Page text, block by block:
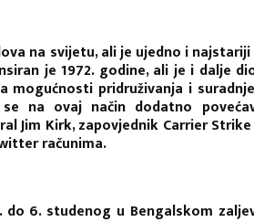
na svijetu, ali je ujedno i
je 1972. godine, ali je i dalje
mogućnosti pridruživanja i
na ovaj način dodatno
Jim Kirk, zapovjednik Carrier
računima.
6. studenog u Bengalskom